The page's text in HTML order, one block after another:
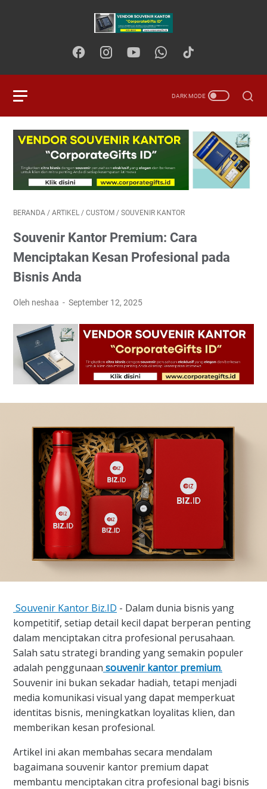
BERANDA / ARTIKEL / CUSTOM / SOUVENIR KANTOR
Souvenir Kantor Premium: Cara
Menciptakan Kesan Profesional pada
Bisnis Anda
Oleh neshaa September 12, 2025
Souvenir Kantor Biz.ID - Dalam dunia bisnis yang
kompetitif, setiap detail kecil dapat berperan penting
dalam menciptakan citra profesional perusahaan.
Salah satu strategi branding yang semakin populer
adalah penggunaan souvenir kantor premium.
Souvenir ini bukan sekadar hadiah, tetapi menjadi
media komunikasi visual yang dapat memperkuat
identitas bisnis, meningkatkan loyalitas klien, dan
memberikan kesan profesional.
Artikel ini akan membahas secara mendalam
bagaimana souvenir kantor premium dapat
membantu menciptakan citra profesional bagi bisnis